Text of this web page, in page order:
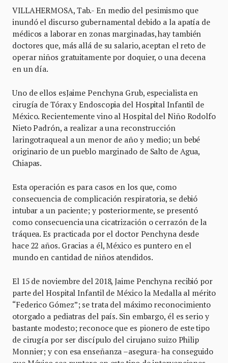
VILLAHERMOSA, Tab.- En medio del pesimismo que
inundó el discurso gubernamental debido a la apatía de
médicos a laborar en zonas marginadas, hay también
doctores que, más allá de su salario, aceptan el reto de
operar niños gratuitamente por doquier, o una decena
en un día.
Uno de ellos esJaime Penchyna Grub, especialista en
cirugía de Tórax y Endoscopia del Hospital Infantil de
México. Recientemente vino al Hospital del Niño Rodolfo
Nieto Padrón, a realizar a una reconstrucción
laringotraqueal a un menor de año y medio; un bebé
originario de un pueblo marginado de Salto de Agua,
Chiapas.
Esta operación es para casos en los que, como
consecuencia de complicación respiratoria, se debió
intubar a un paciente; y posteriormente, se presentó
como consecuencia una cicatrización o cerrazón de la
tráquea. Es practicada por el doctor Penchyna desde
hace 22 años. Gracias a él, México es puntero en el
mundo en cantidad de niños atendidos.
El 15 de noviembre del 2018, Jaime Penchyna recibió por
parte del Hospital Infantil de México la Medalla al mérito
“Federico Gómez”; se trata del máximo reconocimiento
otorgado a pediatras del país. Sin embargo, él es serio y
bastante modesto; reconoce que es pionero de este tipo
de cirugía por ser discípulo del cirujano suizo Philip
Monnier; y con esa enseñanza –asegura- ha conseguido